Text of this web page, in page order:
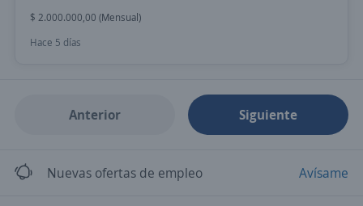
$ 2.000.000,00 (Mensual)
Hace 5 días
Anterior Siguiente
Nuevas ofertas de empleo Avísame